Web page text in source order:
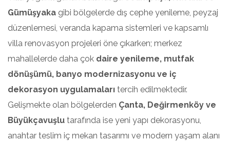
Gümüşyaka gibi bölgelerde dış cephe yenileme, peyzaj
düzenlemesi, veranda kapama sistemleri ve kapsamlı
villa renovasyon projeleri öne çıkarken; merkez
mahallelerde daha çok daire yenileme, mutfak
dönüşümü, banyo modernizasyonu ve iç
dekorasyon uygulamaları tercih edilmektedir.
Gelişmekte olan bölgelerden Çanta, Değirmenköy ve
Büyükçavuşlu tarafında ise yeni yapı dekorasyonu,
anahtar teslim iç mekan tasarımı ve modern yaşam alanı